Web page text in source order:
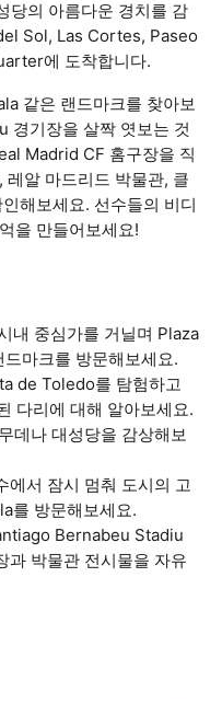
당의 아름다운 경치를 감
Sol, Las Cortes, Paseo
에 도착합니다.
같은 랜드마크를 찾아보
경기장을 살짝 엿보는 것
Madrid CF 홈구장을 직
알 마드리드 박물관, 클
해보세요. 선수들의 비디
을 만들어보세요!
내 중심가를 거닐며 Plaza
마크를 방문해보세요.
de Toledo를 탐험하고
다리에 대해 알아보세요.
데나 대성당을 감상해보
에서 잠시 멈춰 도시의 고
를 방문해보세요.
Bernabeu Stadiu
과 박물관 전시물을 자유